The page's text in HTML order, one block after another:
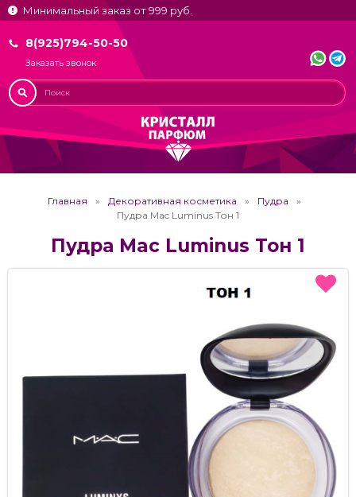
Минимальный заказ от 999 руб.
8(925)794-50-50
Заказать звонок
Главная Декоративная косметика
Пудра
Пудра Mac Luminus Тон 1
Пудра Mac Luminus Тон 1